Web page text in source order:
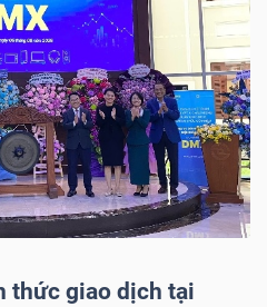
thức giao dịch tại